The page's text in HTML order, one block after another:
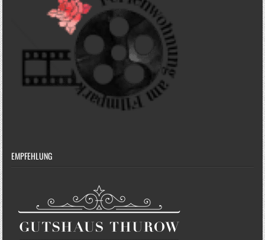
EMPFEHLUNG